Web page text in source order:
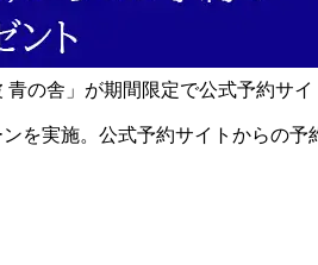
の舎」が期間限定で公式予約サイ
を実施。公式予約サイトからの予